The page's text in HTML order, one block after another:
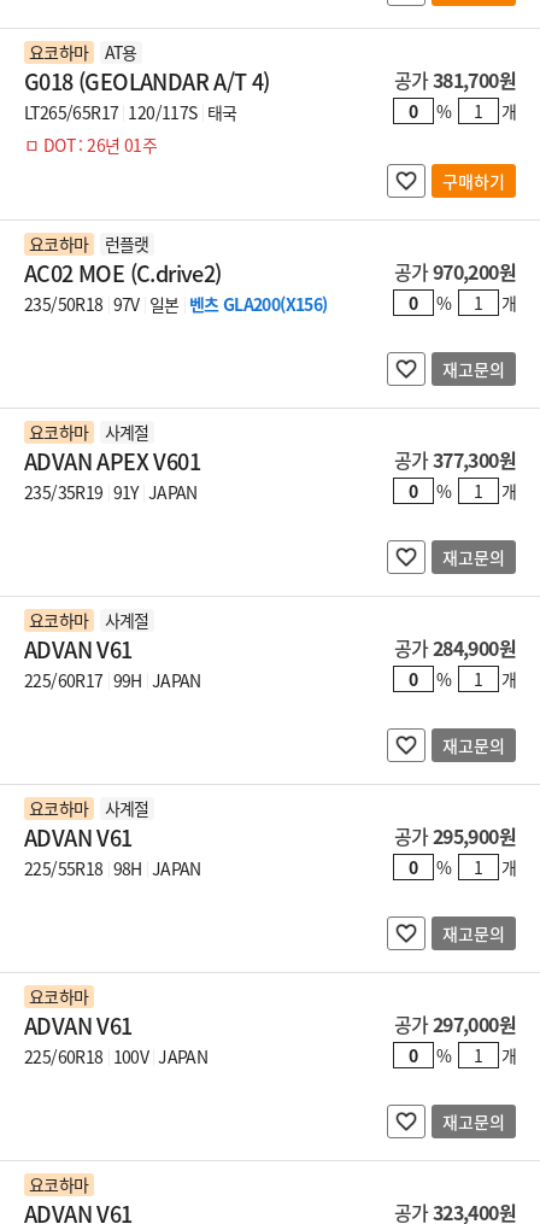
요코하마 AT용
G018 (GEOLANDAR A/T 4)
LT265/65R17 120/117S 태국
ㅁ DOT : 26년 01주
공가381,700원
% 개
구매하기
요코하마 런플랫
AC02 MOE (C.drive2)
235/50R18 97V 일본 벤츠 GLA200(X156)
공가970,200원
% 개
재고문의
요코하마 사계절
ADVAN APEX V601
235/35R19 91Y JAPAN
공가377,300원
% 개
재고문의
요코하마 사계절
ADVAN V61
225/60R17 99H JAPAN
공가284,900원
% 개
재고문의
요코하마 사계절
ADVAN V61
225/55R18 98H JAPAN
공가295,900원
% 개
재고문의
요코하마
ADVAN V61
225/60R18 100V JAPAN
공가297,000원
% 개
재고문의
요코하마
ADVAN V61 공가323,400원